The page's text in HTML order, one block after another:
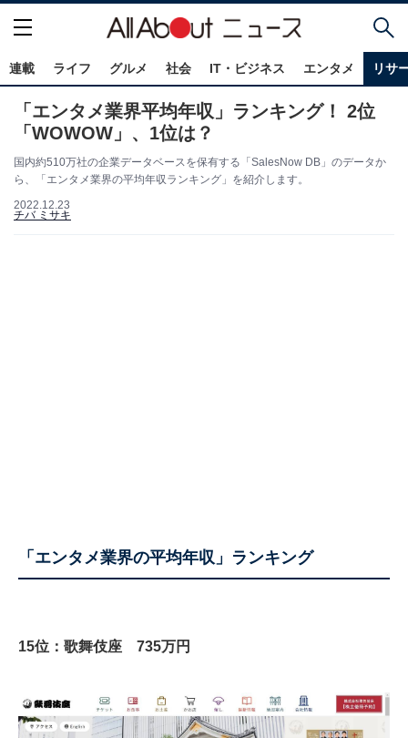
連載 ライフ グルメ 社会 IT・ビジネス エンタメ リサ
「エンタメ業界平均年収」ランキング！ 2位
「WOWOW」、1位は？
国内約510万社の企業データベースを保有する「SalesNow DB」のデータか
ら、「エンタメ業界の平均年収ランキング」を紹介します。
2022.12.23
チバ ミサキ
「エンタメ業界の平均年収」ランキング
15位：歌舞伎座 735万円